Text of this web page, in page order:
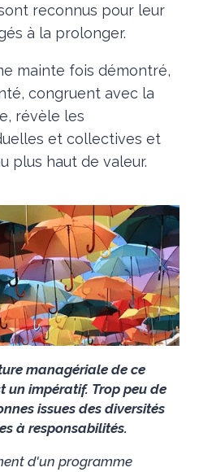
reconnus pour leur
à la prolonger.
mainte fois démontré,
congruent avec la
révèle les
et collectives et
plus haut de valeur.
managériale de ce
un impératif. Trop peu de
issues des diversités
à responsabilités.
d'un programme